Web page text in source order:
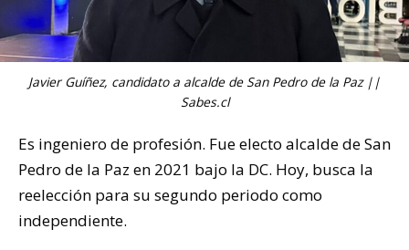
Javier Guíñez, candidato a alcalde de San Pedro de la Paz ||
Sabes.cl
Es ingeniero de profesión. Fue electo alcalde de San
Pedro de la Paz en 2021 bajo la DC. Hoy, busca la
reelección para su segundo periodo como
independiente.